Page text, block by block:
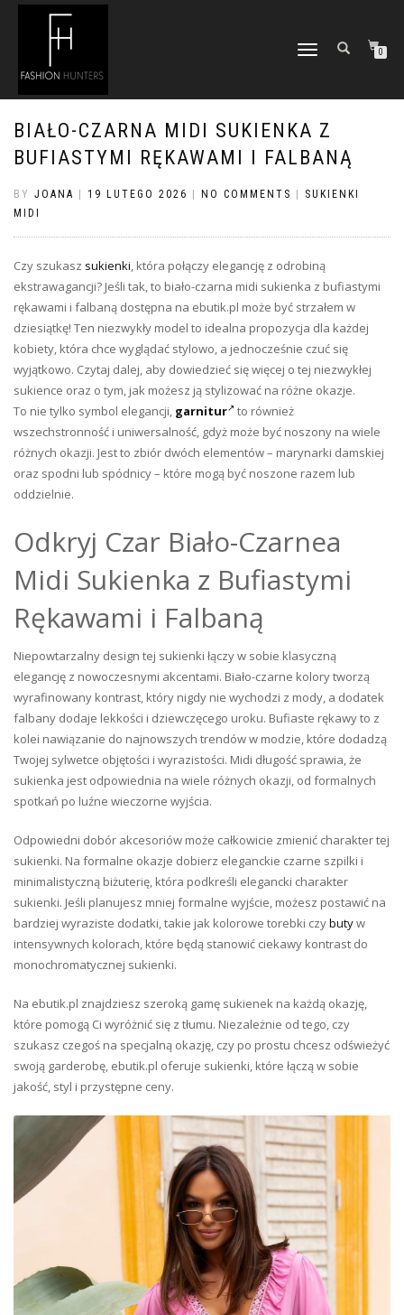
TOGGLE
0
BIAŁO-CZARNA MIDI SUKIENKA Z
BUFIASTYMI RĘKAWAMI I FALBANĄ
BY JOANA 19 LUTEGO 2026 NO COMMENTS
SUKIENKI
MIDI
Czy szukasz sukienki, która połączy elegancję z odrobiną
ekstrawagancji? Jeśli tak, to biało-czarna midi sukienka z bufiastymi
rękawami i falbaną dostępna na ebutik.pl może być strzałem w
dziesiątkę! Ten niezwykły model to idealna propozycja dla każdej
kobiety, która chce wyglądać stylowo, a jednocześnie czuć się
wyjątkowo. Czytaj dalej, aby dowiedzieć się więcej o tej niezwykłej
sukience oraz o tym, jak możesz ją stylizować na różne okazje.
To nie tylko symbol elegancji, garnitur
to również
wszechstronność i uniwersalność, gdyż może być noszony na wiele
różnych okazji. Jest to zbiór dwóch elementów – marynarki damskiej
oraz spodni lub spódnicy – które mogą być noszone razem lub
oddzielnie.
Odkryj Czar Biało-Czarnea
Midi Sukienka z Bufiastymi
Rękawami i Falbaną
Niepowtarzalny design tej sukienki łączy w sobie klasyczną
elegancję z nowoczesnymi akcentami. Biało-czarne kolory tworzą
wyrafinowany kontrast, który nigdy nie wychodzi z mody, a dodatek
falbany dodaje lekkości i dziewczęcego uroku. Bufiaste rękawy to z
kolei nawiązanie do najnowszych trendów w modzie, które dodadzą
Twojej sylwetce objętości i wyrazistości. Midi długość sprawia, że
sukienka jest odpowiednia na wiele różnych okazji, od formalnych
spotkań po luźne wieczorne wyjścia.
Odpowiedni dobór akcesoriów może całkowicie zmienić charakter tej
sukienki. Na formalne okazje dobierz eleganckie czarne szpilki i
minimalistyczną biżuterię, która podkreśli elegancki charakter
sukienki. Jeśli planujesz mniej formalne wyjście, możesz postawić na
bardziej wyraziste dodatki, takie jak kolorowe torebki czybutyw
intensywnych kolorach, które będą stanowić ciekawy kontrast do
monochromatycznej sukienki.
Na ebutik.pl znajdziesz szeroką gamę sukienek na każdą okazję,
które pomogą Ci wyróżnić się z tłumu. Niezależnie od tego, czy
szukasz czegoś na specjalną okazję, czy po prostu chcesz odświeżyć
swoją garderobę, ebutik.pl oferuje sukienki, które łączą w sobie
jakość, styl i przystępne ceny.